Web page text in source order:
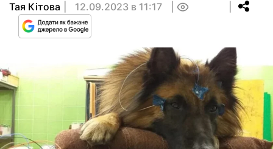
Тая Кітова 12.09.2023 в 11:17